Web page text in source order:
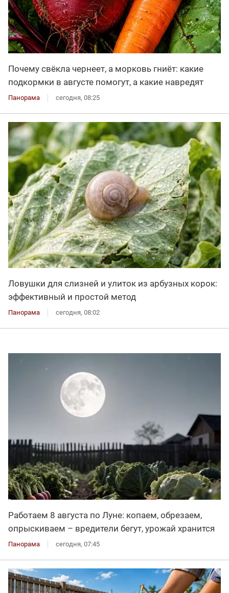
Почему свёкла чернеет, а морковь гниёт: какие
подкормки в августе помогут, а какие навредят
Панорама сегодня, 08:25
Ловушки для слизней и улиток из арбузных корок:
эффективный и простой метод
Панорама сегодня, 08:02
Работаем 8 августа по Луне: копаем, обрезаем,
опрыскиваем – вредители бегут, урожай хранится
Панорама сегодня, 07:45